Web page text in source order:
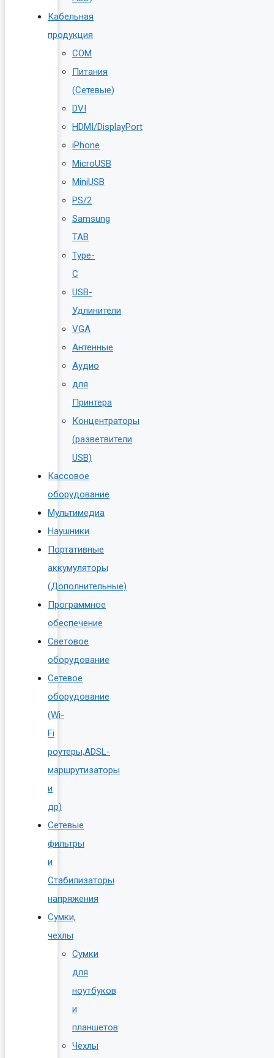
Кабельная
продукция
COM
Питания
(Сетевые)
DVI
HDMI/DisplayPort
iPhone
MicroUSB
MiniUSB
PS/2
Samsung
TAB
Type-
C
USB-
Удлинители
VGA
Антенные
Аудио
для
Принтера
Концентраторы
(разветвители
USB)
Кассовое
оборудование
Мультимедиа
Наушники
Портативные
аккумуляторы
(Дополнительные)
Программное
обеспечение
Световое
оборудование
Сетевое
оборудование
(Wi-
Fi
роутеры,ADSL-
маршрутизаторы
и
др)
Сетевые
фильтры
и
Стабилизаторы
напряжения
Сумки,
чехлы
Сумки
для
ноутбуков
и
планшетов
Чехлы